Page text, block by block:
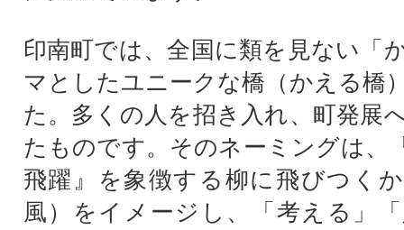
印南町では、全国に類を見ない「
マとしたユニークな橋（かえる橋
た。多くの人を招き入れ、町発展
たものです。そのネーミングは、
飛躍』を象徴する柳に飛びつく
風）をイメージし、「考える」